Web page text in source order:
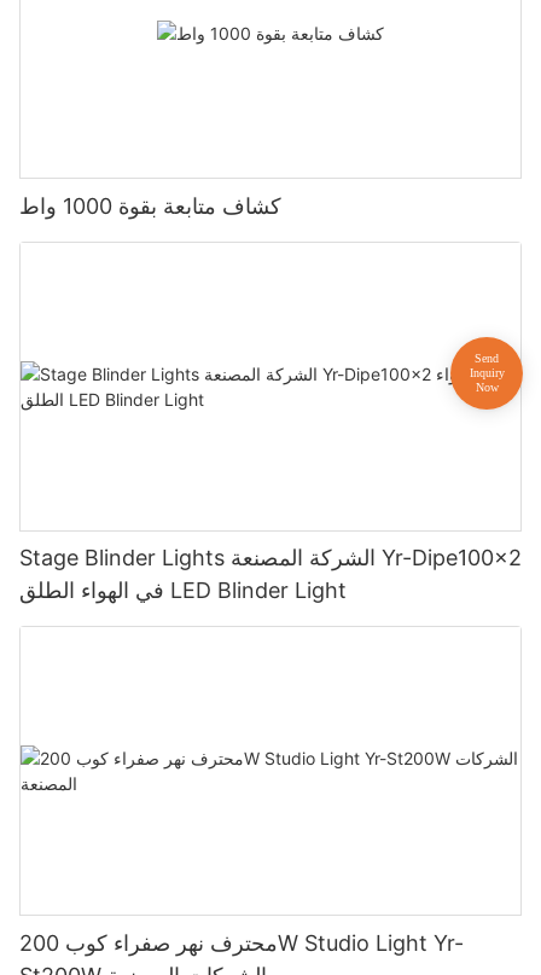
كشاف متابعة بقوة 1000 واط
Stage Blinder Lights الشركة المصنعة Yr-Dipe100x2
في الهواء الطلق LED Blinder Light
محترف نهر صفراء كوب 200W Studio Light Yr-